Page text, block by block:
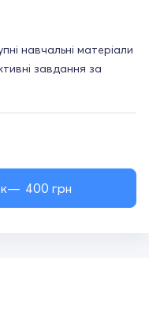
400 грн
навчальні матеріали
завдання за